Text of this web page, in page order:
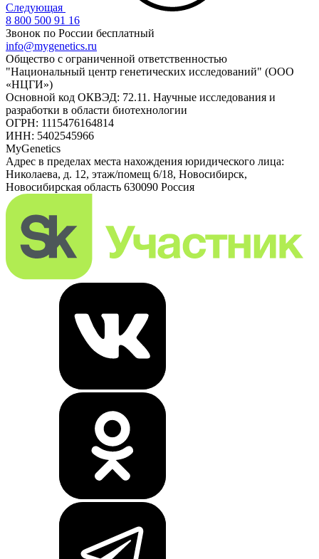
Следующая
8 800 500 91 16
Звонок по России бесплатный
info@mygenetics.ru
Общество с ограниченной ответственностью
"Национальный центр генетических исследований" (ООО
«НЦГИ»)
Основной код ОКВЭД: 72.11. Научные исследования и
разработки в области биотехнологии
ОГРН: 1115476164814
ИНН: 5402545966
MyGenetics
Адрес в пределах места нахождения юридического лица:
Николаева, д. 12, этаж/помещ 6/18, Новосибирск,
Новосибирская область 630090 Россия